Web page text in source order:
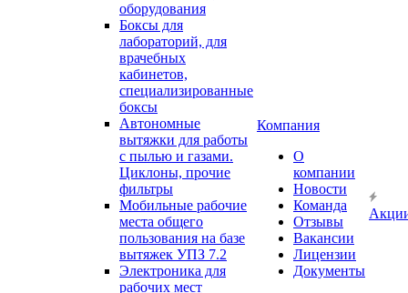
оборудования
Боксы для
лабораторий, для
врачебных
кабинетов,
специализированные
боксы
Автономные
вытяжки для работы
с пылью и газами.
Циклоны, прочие
фильтры
Мобильные рабочие
места общего
пользования на базе
вытяжек УПЗ 7.2
Электроника для
рабочих мест
Компания
О
компании
Новости
Команда
Отзывы
Вакансии
Лицензии
Документы